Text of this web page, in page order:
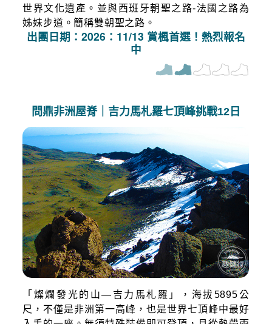
出團日期：2026：11/13 賞楓首選！熱烈報名
中
世界文化遺產。並與西班牙朝聖之路-法國之路為
姊妹步道。簡稱雙朝聖之路。
問鼎非洲屋脊｜吉力馬札羅七頂峰挑戰12日
「燦爛發光的山—吉力馬札羅」，海拔5895公
尺，不僅是非洲第一高峰，也是世界七頂峰中最好